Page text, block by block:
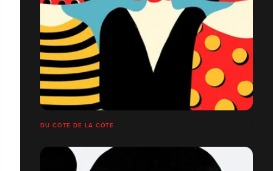
DU CÔTÉ DE LA CÔTE